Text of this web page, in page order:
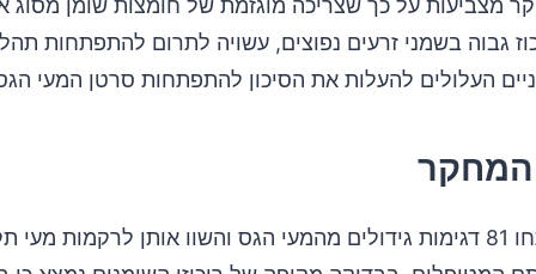
גבוה בשמני זרעים נפוצים, עשויה לתרום להתפתחות
העלולים להעלות את הסיכון להתפתחות סרטן המעי
החוקרים ניתחו 81 דגימות גידולים מהמעי הגס והשוו אותן לרקמות מעי